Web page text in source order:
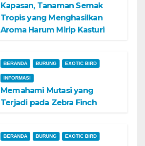
Kapasan, Tanaman Semak
Tropis yang Menghasilkan
Aroma Harum Mirip Kasturi
BERANDA BURUNG EXOTIC BIRD
INFORMASI
Memahami Mutasi yang
Terjadi pada Zebra Finch
BERANDA BURUNG EXOTIC BIRD